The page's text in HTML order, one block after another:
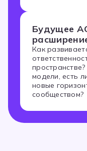
Будущее
Как
модели, есть
новые
сообществом?